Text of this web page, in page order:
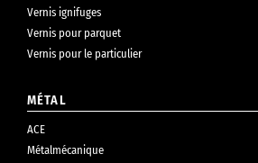
Vernis ignifuges
Vernis pour parquet
Vernis pour le particulier
MÉTAL
ACE
Métalmécanique